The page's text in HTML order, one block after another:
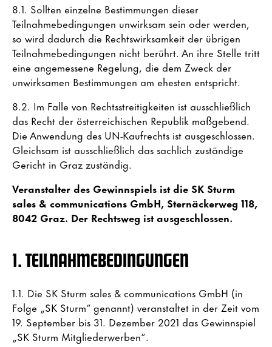
8.1. Sollten einzelne Bestimmungen dieser
Teilnahmebedingungen unwirksam sein oder werden,
so wird dadurch die Rechtswirksamkeit der übrigen
Teilnahmebedingungen nicht berührt. An ihre Stelle tritt
eine angemessene Regelung, die dem Zweck der
unwirksamen Bestimmungen am ehesten entspricht.
8.2. Im Falle von Rechtsstreitigkeiten ist ausschließlich
das Recht der österreichischen Republik maßgebend.
Die Anwendung des UN-Kaufrechts ist ausgeschlossen.
Gleichsam ist ausschließlich das sachlich zuständige
Gericht in Graz zuständig.
Veranstalter des Gewinnspiels ist die SK Sturm
sales & communications GmbH, Sternäckerweg 118,
8042 Graz. Der Rechtsweg ist ausgeschlossen.
1. TEILNAHMEBEDINGUNGEN
1.1. Die SK Sturm sales & communications GmbH (in
Folge „SK Sturm“ genannt) veranstaltet in der Zeit vom
19. September bis 31. Dezember 2021 das Gewinnspiel
„SK Sturm Mitgliederwerben“.